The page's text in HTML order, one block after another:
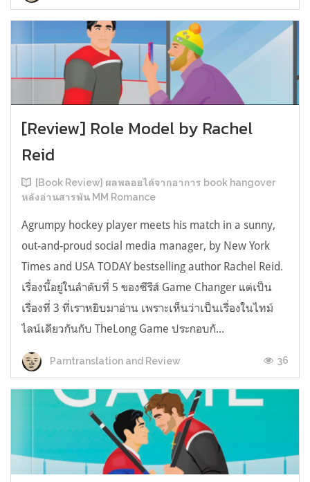
[Review] Role Model by Rachel
Reid
[Book Review] ผลพลอยได้จากอาการ book hangover
หลังอ่านสารพัน MM Romance
Agrumpy hockey player meets his match in a sunny,
out-and-proud social media manager, by New York
Times and USA TODAY bestselling author Rachel Reid.
เรื่องนี้อยู่ในลำดับที่ 5 ของซีรีส์ Game Changer แต่เป็น
เรื่องที่ 3 ที่เราหยิบมาอ่าน เพราะเห็นว่าเป็นเรื่องในไทม์
ไลน์เดียวกันกับ TheLong Game ประกอบกั...
Parntranslation and Review 36